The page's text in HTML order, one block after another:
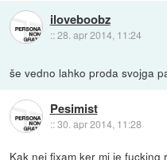
iloveboobz
::28. apr 2014, 11:24
še vedno lahko proda svojga
Pesimist
::30. apr 2014, 11:28
Kak nej fixam ker mi je